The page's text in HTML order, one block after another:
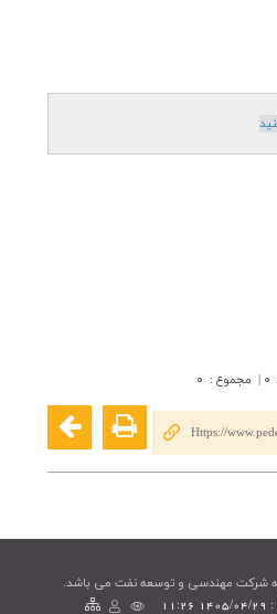
۰ | مجموع : ۰
Https://
شرکت مهندسی و توسعه نفت می باشد.